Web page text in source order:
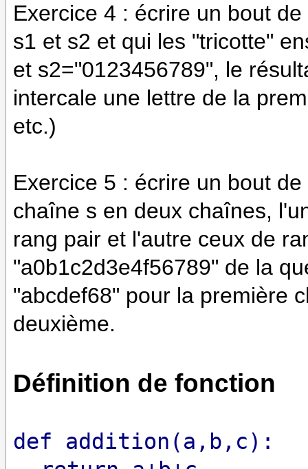
Exercice 4 : écrire un bout
s1 et s2 et qui les "tricotte"
et s2="0123456789", le
intercale une lettre de la
etc.)
Exercice 5 : écrire un bout
chaîne s en deux chaînes,
rang pair et l'autre ceux de
"a0b1c2d3e4f56789" de la
"abcdef68" pour la première
deuxième.
Définition de fonction
def addition(a,b,c):